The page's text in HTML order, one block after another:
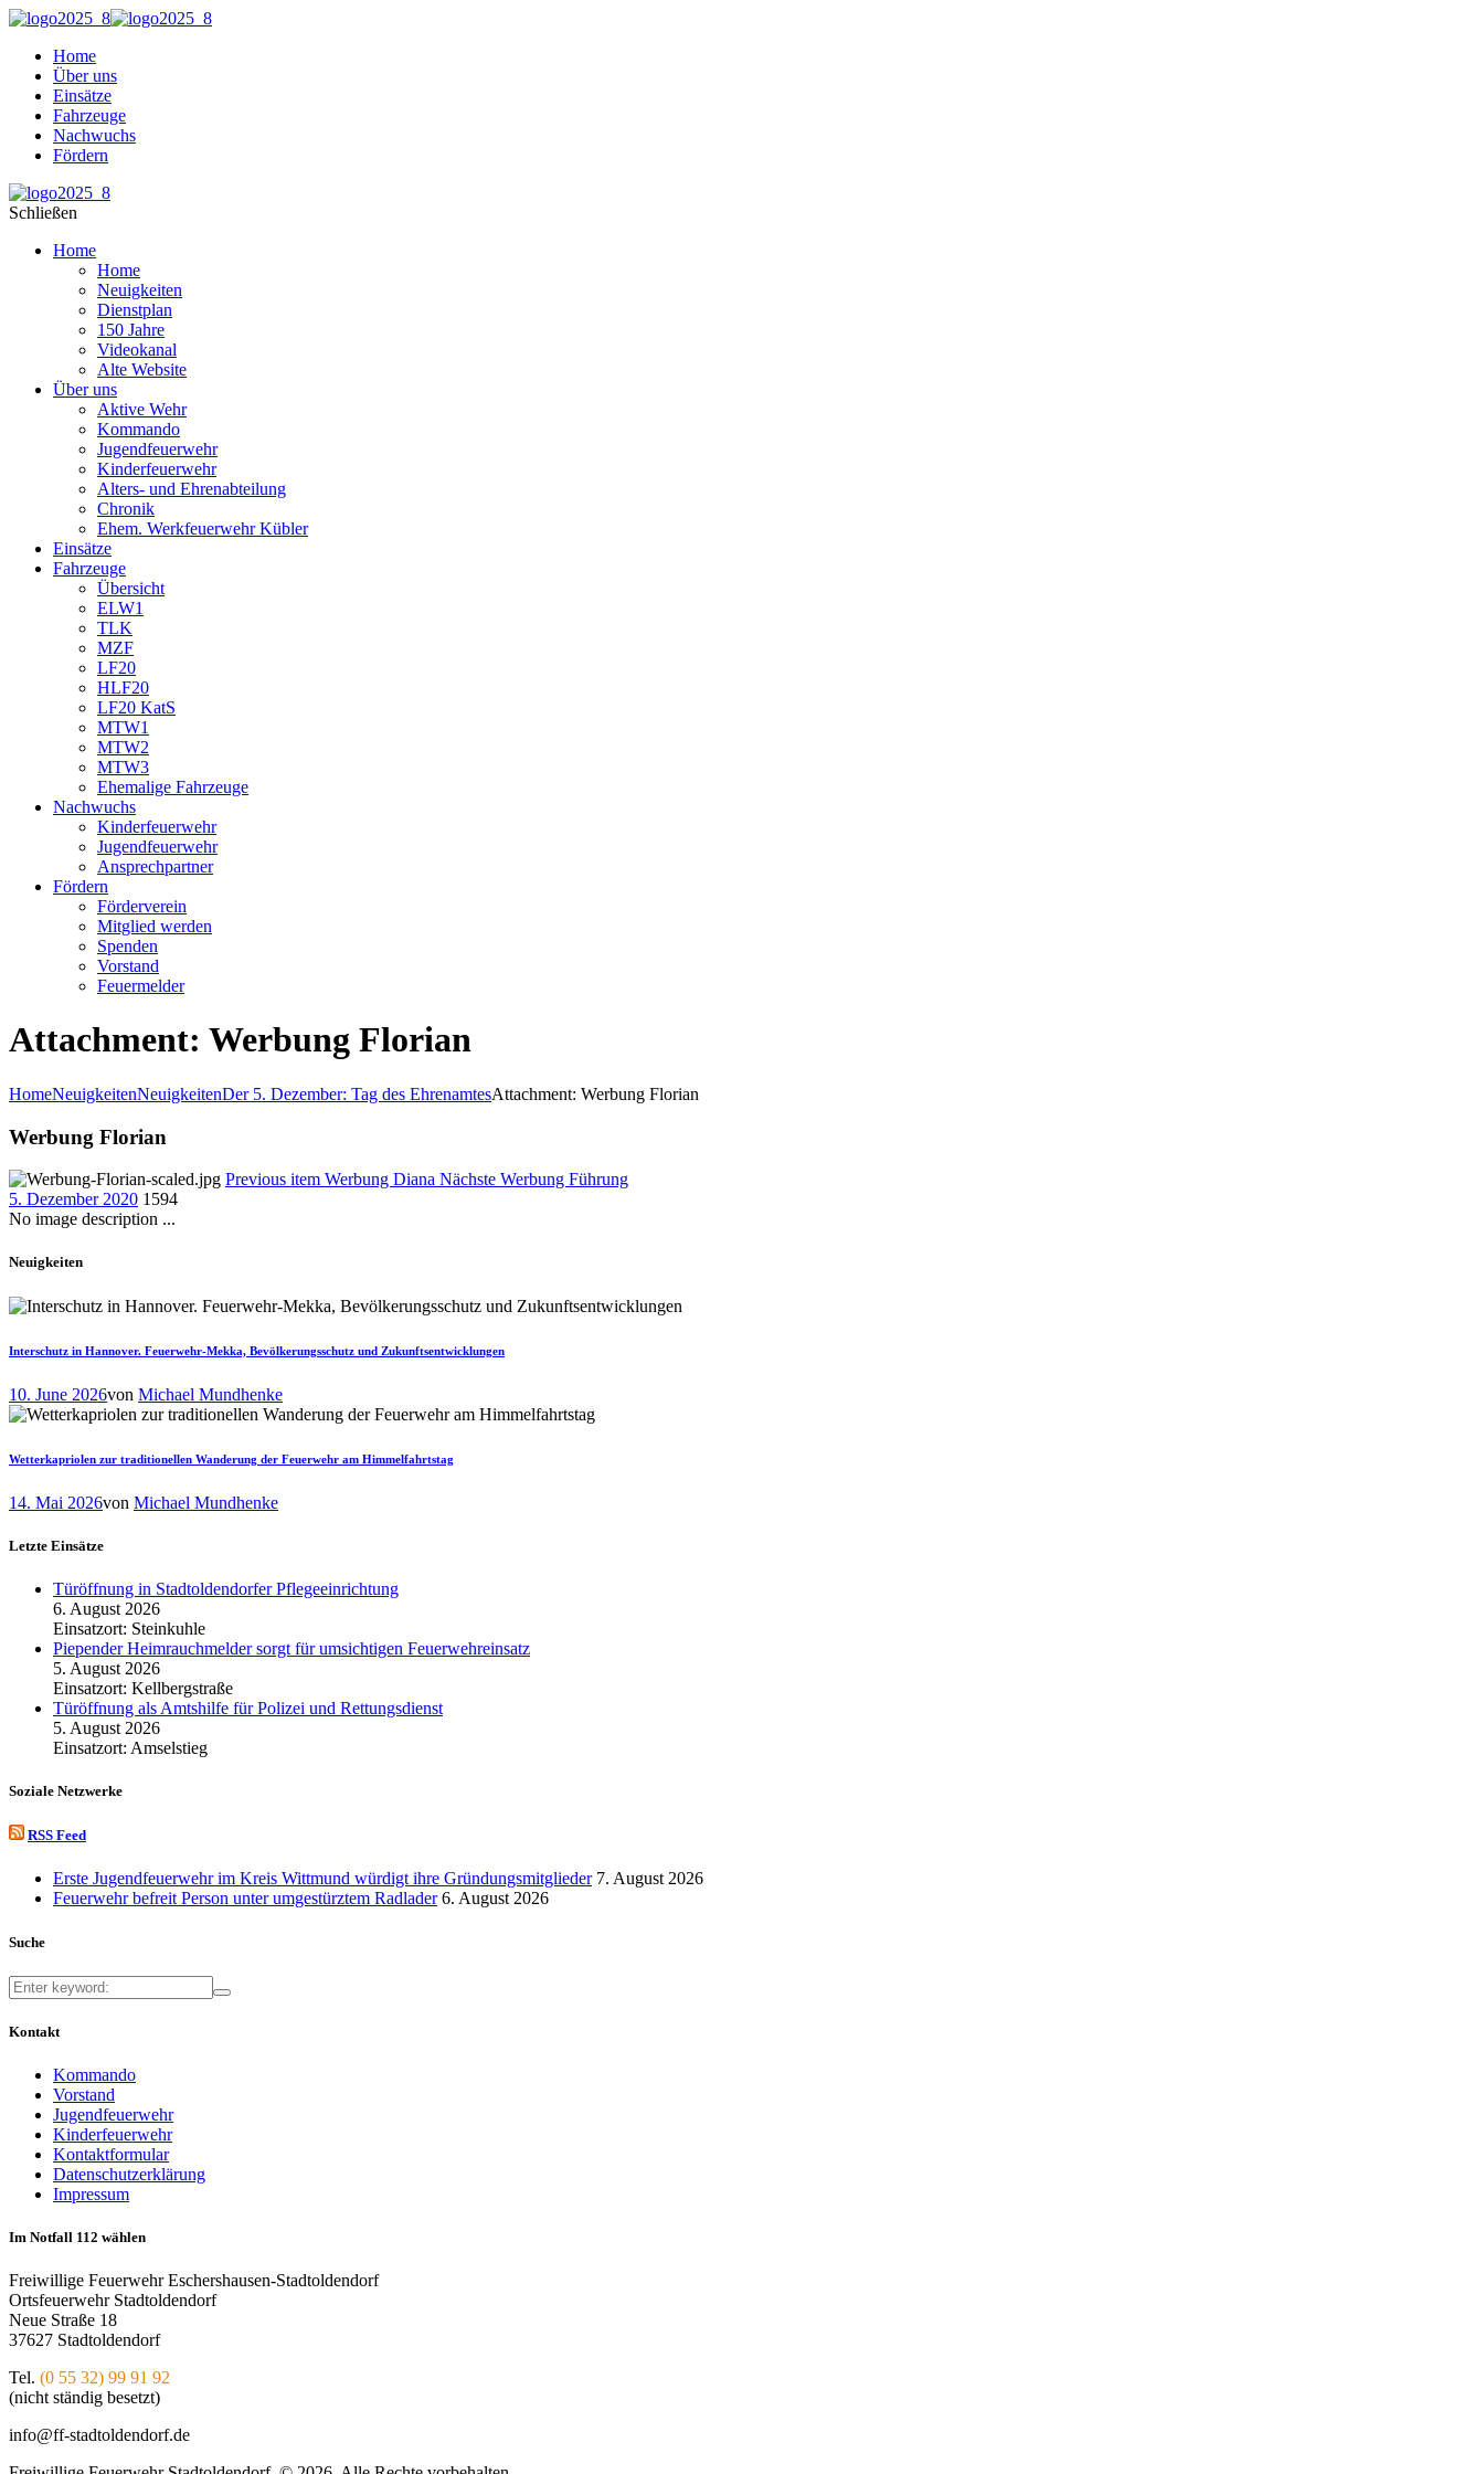
Home
Über uns
Einsätze
Fahrzeuge
Nachwuchs
Fördern
Schließen
Home
Home
Neuigkeiten
Dienstplan
150 Jahre
Videokanal
Alte Website
Über uns
Aktive Wehr
Kommando
Jugendfeuerwehr
Kinderfeuerwehr
Alters- und Ehrenabteilung
Chronik
Ehem. Werkfeuerwehr Kübler
Einsätze
Fahrzeuge
Übersicht
ELW1
TLK
MZF
LF20
HLF20
LF20 KatS
MTW1
MTW2
MTW3
Ehemalige Fahrzeuge
Nachwuchs
Kinderfeuerwehr
Jugendfeuerwehr
Ansprechpartner
Fördern
Förderverein
Mitglied werden
Spenden
Vorstand
Feuermelder
Attachment: Werbung Florian
HomeNeuigkeitenNeuigkeitenDer 5. Dezember: Tag des EhrenamtesAttachment: Werbung Florian
Werbung Florian
Previous item Werbung Diana Nächste Werbung Führung
5. Dezember 2020 1594
No image description ...
Neuigkeiten
Interschutz in Hannover. Feuerwehr-Mekka, Bevölkerungsschutz und Zukunftsentwicklungen
10. June 2026von Michael Mundhenke
Wetterkapriolen zur traditionellen Wanderung der Feuerwehr am Himmelfahrtstag
14. Mai 2026von Michael Mundhenke
Letzte Einsätze
Türöffnung in Stadtoldendorfer Pflegeeinrichtung
6. August 2026
Einsatzort: Steinkuhle
Piepender Heimrauchmelder sorgt für umsichtigen Feuerwehreinsatz
5. August 2026
Einsatzort: Kellbergstraße
Türöffnung als Amtshilfe für Polizei und Rettungsdienst
5. August 2026
Einsatzort: Amselstieg
Soziale Netzwerke
RSS Feed
Erste Jugendfeuerwehr im Kreis Wittmund würdigt ihre Gründungsmitglieder 7. August 2026
Feuerwehr befreit Person unter umgestürztem Radlader 6. August 2026
Suche
Kontakt
Kommando
Vorstand
Jugendfeuerwehr
Kinderfeuerwehr
Kontaktformular
Datenschutzerklärung
Impressum
Im Notfall 112 wählen
Freiwillige Feuerwehr Eschershausen-Stadtoldendorf
Ortsfeuerwehr Stadtoldendorf
Neue Straße 18
37627 Stadtoldendorf
Tel. (0 55 32) 99 91 92
(nicht ständig besetzt)
info@ff-stadtoldendorf.de